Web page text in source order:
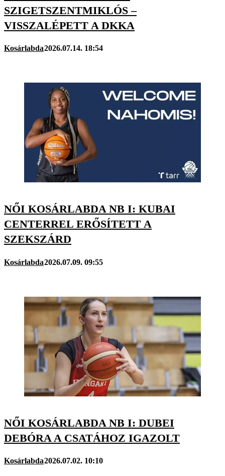
SZIGETSZENTMIKLÓS –
VISSZALÉPETT A DKKA
Kosárlabda2026.07.14. 18:54
NŐI KOSÁRLABDA NB I: KUBAI
CENTERREL ERŐSÍTETT A
SZEKSZÁRD
Kosárlabda2026.07.09. 09:55
NŐI KOSÁRLABDA NB I: DUBEI
DEBÓRA A CSATÁHOZ IGAZOLT
Kosárlabda2026.07.02. 10:10